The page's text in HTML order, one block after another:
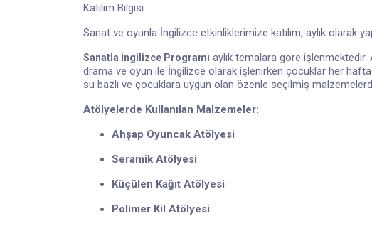
Katılım Bilgisi
Sanat ve oyunla İngilizce etkinliklerimize katılım, aylık olarak
Sanatla İngilizce Programı aylık temalara göre işlenmektedir.
drama ve oyun ile İngilizce olarak işlenirken çocuklar her hafta
su bazlı ve çocuklara uygun olan özenle seçilmiş
Atölyelerde Kullanılan Malzemeler:
Ahşap Oyuncak Atölyesi
Seramik Atölyesi
Küçülen Kağıt Atölyesi
Polimer Kil Atölyesi